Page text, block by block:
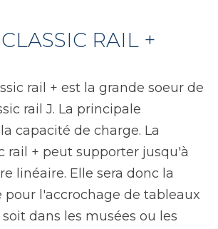
RAIL +
rail + est la grande soeur de
rail J. La principale
capacité de charge. La
rail + peut supporter jusqu'à
linéaire. Elle sera donc la
pour l'accrochage de tableaux
soit dans les musées ou les